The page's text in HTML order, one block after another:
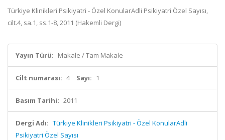
Türkiye Klinikleri Psikiyatri - Özel KonularAdli Psikiyatri Özel Sayısı,
cilt.4, sa.1, ss.1-8, 2011 (Hakemli Dergi)
Yayın Türü: Makale / Tam Makale
Cilt numarası: 4 Sayı: 1
Basım Tarihi: 2011
Dergi Adı: Türkiye Klinikleri Psikiyatri - Özel KonularAdli
Psikiyatri Özel Sayısı